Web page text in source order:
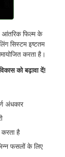
आंतरिक फिल्म के
सिस्टम इष्टतम
करता है।
को बढ़ावा दें!
अंधकार
है
फसलों के लिए